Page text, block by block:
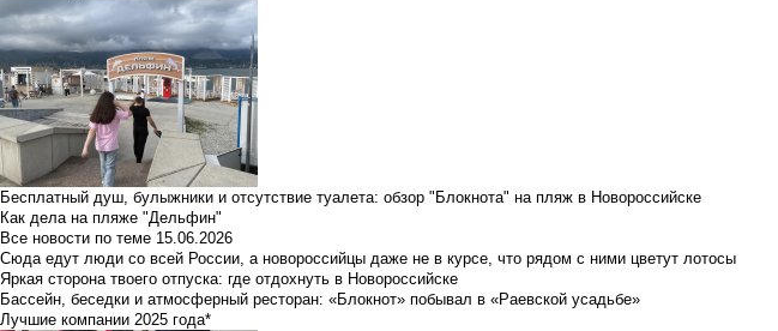
Бесплатный душ, булыжники и отсутствие туалета: обзор "Блокнота" на пляж в Новороссийске
Как дела на пляже "Дельфин"
Все новости по теме 15.06.2026
Сюда едут люди со всей России, а новороссийцы даже не в курсе, что рядом с ними цветут лотосы
Яркая сторона твоего отпуска: где отдохнуть в Новороссийске
Бассейн, беседки и атмосферный ресторан: «Блокнот» побывал в «Раевской усадьбе»
Лучшие компании 2025 года*